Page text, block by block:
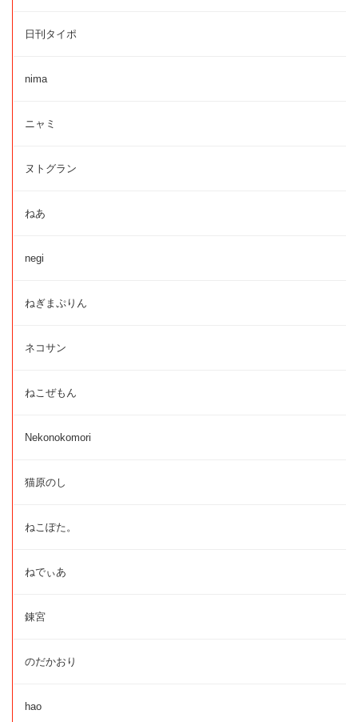
日刊タイポ
nima
ニャミ
ヌトグラン
ねあ
negi
ねぎまぷりん
ネコサン
ねこぜもん
Nekonokomori
猫原のし
ねこぽた。
ねでぃあ
錬宮
のだかおり
hao